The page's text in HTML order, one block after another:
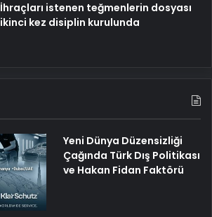
İhraçları istenen teğmenlerin dosyası
ikinci kez disiplin kurulunda
Yeni Dünya Düzensizliği
Çağında Türk Dış Politikası
ve Hakan Fidan Faktörü